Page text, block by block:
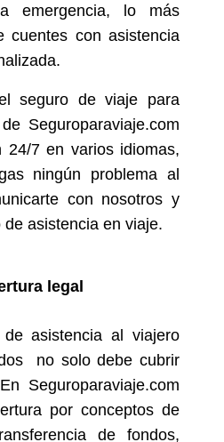
emergencia, lo más
cuentes con asistencia
seguro de viaje para
Seguroparaviaje.com
24/7 en varios idiomas,
ningún problema al
con nosotros y
asistencia en viaje.
legal
asistencia al viajero
no solo debe cubrir
Seguroparaviaje.com
por conceptos de
de fondos,